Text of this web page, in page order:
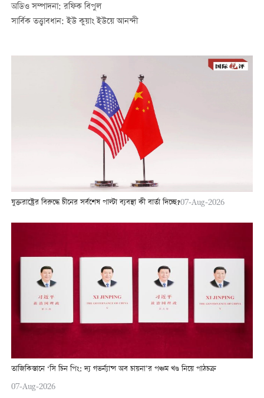
অডিও সম্পাদনা: রফিক বিপুল
সার্বিক তত্ত্বাবধান: ইউ কুয়াং ইউয়ে আনন্দী
যুক্তরাষ্ট্রের বিরুদ্ধে চীনের সর্বশেষ পাল্টা ব্যবস্থা কী বার্তা দিচ্ছে?07-Aug-2026
তাজিকিস্তানে ‘সি চিন পিং: দ্য গভর্ন্যান্স অব চায়না’র পঞ্চম খণ্ড নিয়ে পাঠচক্র
07-Aug-2026